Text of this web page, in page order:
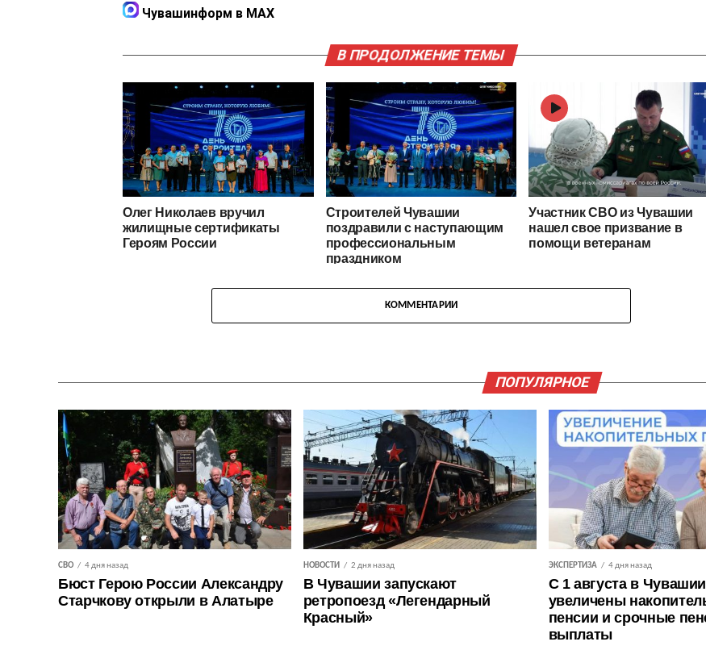
Чувашинформ в MAX
В ПРОДОЛЖЕНИЕ ТЕМЫ
Олег Николаев вручил
жилищные сертификаты
Героям России
Строителей Чувашии
поздравили с наступающим
профессиональным
праздником
Участник СВО из Чувашии
нашел свое призвание в
помощи ветеранам
КОММЕНТАРИИ
ПОПУЛЯРНОЕ
СВО 4 дня назад
Бюст Герою России Александру
Старчкову открыли в Алатыре
НОВОСТИ 2 дня назад
В Чувашии запускают
ретропоезд «Легендарный
Красный»
ЭКСПЕРТИЗА 4 дня назад
С 1 августа в Чувашии
увеличены
пенсии и срочные
выплаты